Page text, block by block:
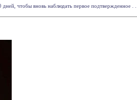
чтобы вновь наблюдать первое подтвержденное . . .